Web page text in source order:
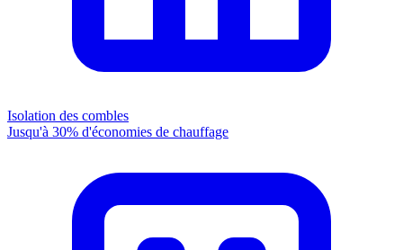
Isolation des combles
Jusqu'à 30% d'économies de chauffage